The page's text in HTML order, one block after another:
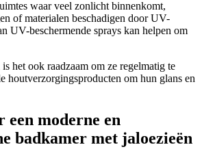
waar veel zonlicht binnenkomt,
of materialen beschadigen door UV-
UV-beschermende sprays kan helpen om
het ook raadzaam om ze regelmatig te
houtverzorgingsproducten om hun glans en
moderne en
badkamer met jaloezieën